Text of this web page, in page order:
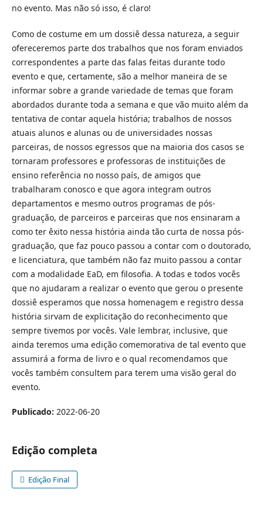
no evento. Mas não só isso, é claro!
Como de costume em um dossiê dessa natureza, a seguir
ofereceremos parte dos trabalhos que nos foram enviados
correspondentes a parte das falas feitas durante todo
evento e que, certamente, são a melhor maneira de se
informar sobre a grande variedade de temas que foram
abordados durante toda a semana e que vão muito além da
tentativa de contar aquela história; trabalhos de nossos
atuais alunos e alunas ou de universidades nossas
parceiras, de nossos egressos que na maioria dos casos se
tornaram professores e professoras de instituições de
ensino referência no nosso país, de amigos que
trabalharam conosco e que agora integram outros
departamentos e mesmo outros programas de pós-
graduação, de parceiros e parceiras que nos ensinaram a
como ter êxito nessa história ainda tão curta de nossa pós-
graduação, que faz pouco passou a contar com o doutorado,
e licenciatura, que também não faz muito passou a contar
com a modalidade EaD, em filosofia. A todas e todos vocês
que no ajudaram a realizar o evento que gerou o presente
dossiê esperamos que nossa homenagem e registro dessa
história sirvam de explicitação do reconhecimento que
sempre tivemos por vocês. Vale lembrar, inclusive, que
ainda teremos uma edição comemorativa de tal evento que
assumirá a forma de livro e o qual recomendamos que
vocês também consultem para terem uma visão geral do
evento.
Publicado: 2022-06-20
Edição completa
Edição Final